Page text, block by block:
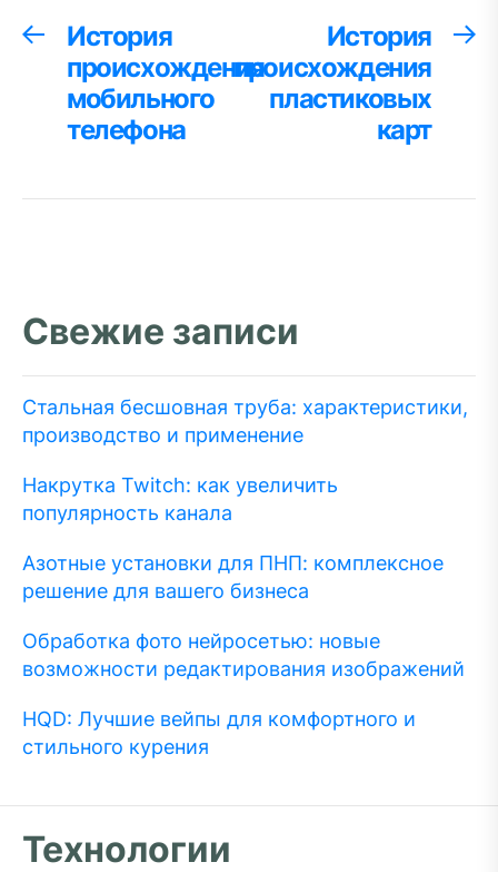
Навигация
записям
Предыдущая
запись:
История
происхождения
мобильного
телефона
История
происхождения
пластиковых
карт
Свежие записи
Стальная бесшовная труба: характеристики,
производство и применение
Накрутка Twitch: как увеличить
популярность канала
Азотные установки для ПНП: комплексное
решение для вашего бизнеса
Обработка фото нейросетью: новые
возможности редактирования изображений
HQD: Лучшие вейпы для комфортного и
стильного курения
Технологии